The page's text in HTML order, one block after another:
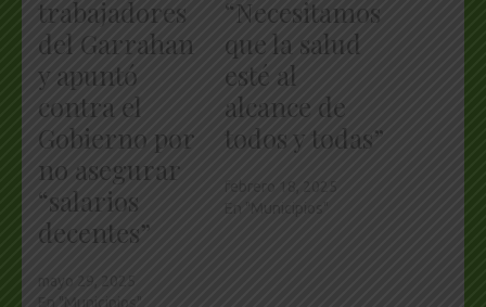
trabajadores
del Garrahan
y apuntó
contra el
Gobierno por
no asegurar
“salarios
decentes”
“Necesitamos
que la salud
esté al
alcance de
todos y todas”